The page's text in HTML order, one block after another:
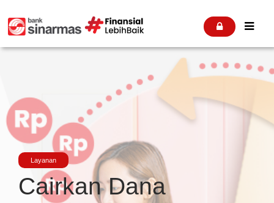
 
Layanan
Cairkan Dana